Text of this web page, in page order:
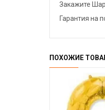
Закажите
Гарантия на
ПОХОЖИЕ